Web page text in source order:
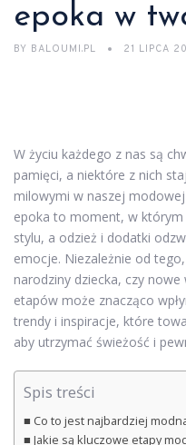
epoka w
BY BALOUMI.PL 21 LIPCA
W życiu każdego z nas są
pamięci, a niektóre z nich
milowymi w naszej
epoka to moment, w
stylu, a odzież i dodatki
emocje. Niezależnie od
narodziny dziecka, czy
etapów może znacząco
trendy i inspiracje, które
aby utrzymać świeżość i
Spis treści
Co to jest najbardziej
Jakie są kluczowe etapy